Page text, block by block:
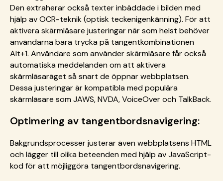
Den extraherar också texter inbäddade i bilden med
hjälp av OCR-teknik (optisk teckenigenkänning). För att
aktivera skärmläsare justeringar när som helst behöver
användarna bara trycka på tangentkombinationen
Alt+1. Användare som använder skärmläsare får också
automatiska meddelanden om att aktivera
skärmläsaräget så snart de öppnar webbplatsen.
Dessa justeringar är kompatibla med populära
skärmläsare som JAWS, NVDA, VoiceOver och TalkBack.
Optimering av tangentbordsnavigering:
Bakgrundsprocesser justerar även webbplatsens HTML
och lägger till olika beteenden med hjälp av JavaScript-
kod för att möjliggöra tangentbordsnavigering.